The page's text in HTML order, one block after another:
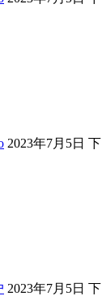
2023年7月5日 下
2023年7月5日 下